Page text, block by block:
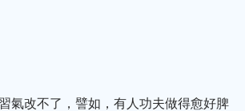
氣改不了，譬如，有人功夫做得愈好脾